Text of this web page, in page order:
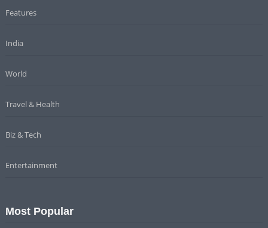
Features
India
World
Travel & Health
Biz & Tech
Entertainment
Most Popular